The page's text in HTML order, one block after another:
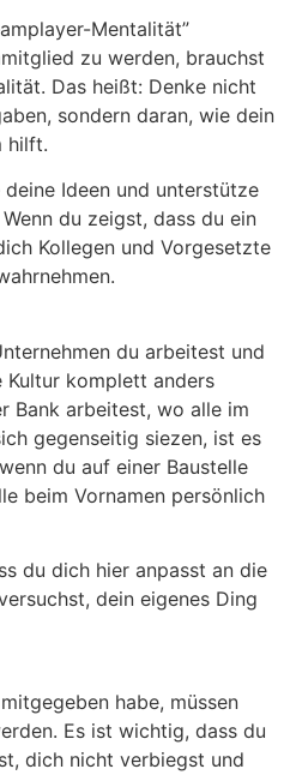
Mentalität”
zu werden, brauchst
Das heißt: Denke nicht
sondern daran, wie dein
hilft.
Ideen und unterstütze
du zeigst, dass du ein
Kollegen und Vorgesetzte
du arbeitest und
Kultur komplett anders
Bank arbeitest, wo alle im
gegenseitig siezen, ist es
du auf einer Baustelle
beim Vornamen persönlich
du dich hier anpasst an die
dein eigenes Ding
habe, müssen
Es ist wichtig, dass du
dich nicht verbiegst und